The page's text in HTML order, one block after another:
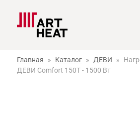
Главная » Каталог » ДЕВИ »
ДЕВИ Comfort 150T - 1500 Вт